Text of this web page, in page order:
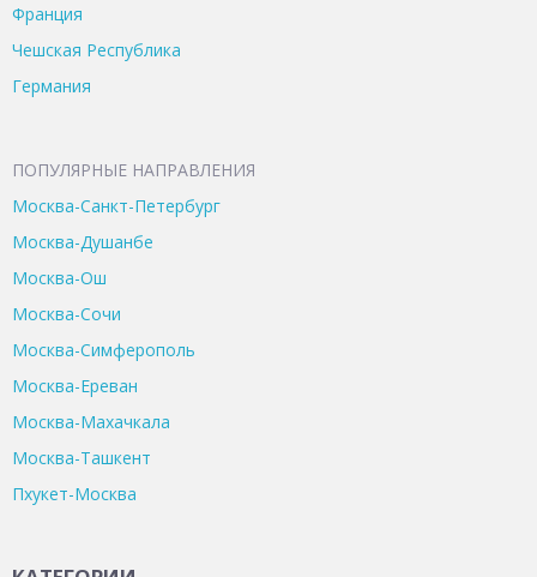
Франция
Чешская Республика
Германия
ПОПУЛЯРНЫЕ НАПРАВЛЕНИЯ
Москва-Санкт-Петербург
Москва-Душанбе
Москва-Ош
Москва-Сочи
Москва-Симферополь
Москва-Ереван
Москва-Махачкала
Москва-Ташкент
Пхукет-Москва